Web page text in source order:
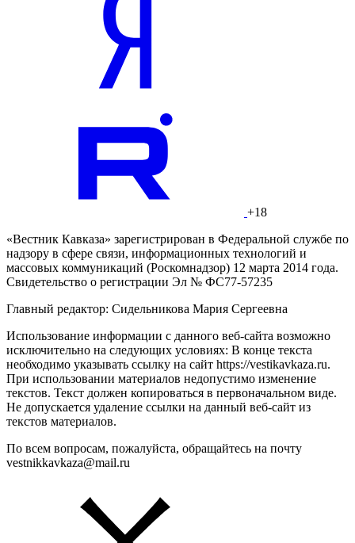
+18
«Вестник Кавказа» зарегистрирован в Федеральной службе по
надзору в сфере связи, информационных технологий и
массовых коммуникаций (Роскомнадзор) 12 марта 2014 года.
Свидетельство о регистрации Эл № ФС77-57235
Главный редактор: Сидельникова Мария Сергеевна
Использование информации с данного веб-сайта возможно
исключительно на следующих условиях: В конце текста
необходимо указывать ссылку на сайт https://vestikavkaza.ru.
При использовании материалов недопустимо изменение
текстов. Текст должен копироваться в первоначальном виде.
Не допускается удаление ссылки на данный веб-сайт из
текстов материалов.
По всем вопросам, пожалуйста, обращайтесь на почту
vestnikkavkaza@mail.ru